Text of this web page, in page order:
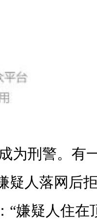
为刑警。有
疑人落网后
“嫌疑人住在